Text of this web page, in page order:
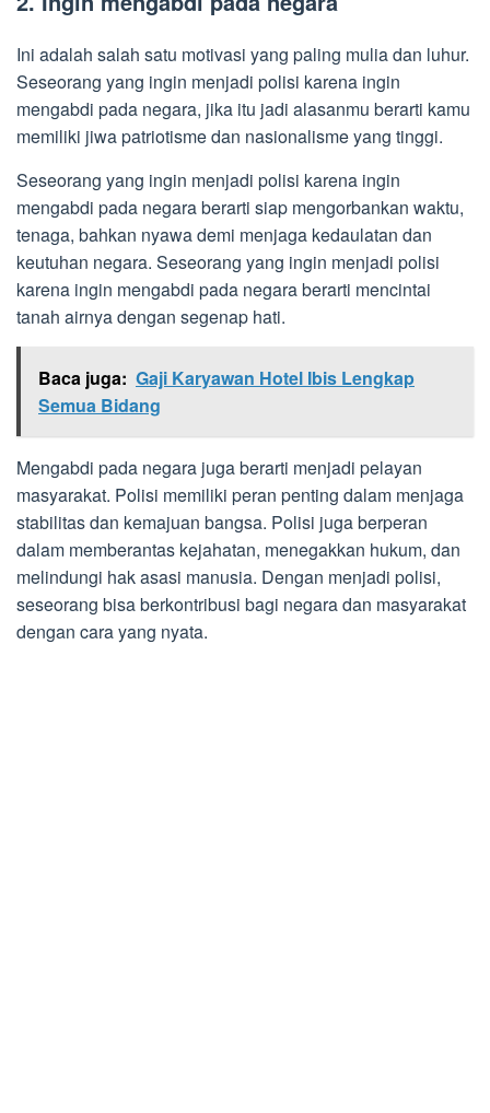
Ini adalah salah satu motivasi yang paling mulia dan luhur.
Seseorang yang ingin menjadi polisi karena ingin
mengabdi pada negara, jika itu jadi alasanmu berarti kamu
memiliki jiwa patriotisme dan nasionalisme yang tinggi.
Seseorang yang ingin menjadi polisi karena ingin
mengabdi pada negara berarti siap mengorbankan waktu,
tenaga, bahkan nyawa demi menjaga kedaulatan dan
keutuhan negara. Seseorang yang ingin menjadi polisi
karena ingin mengabdi pada negara berarti mencintai
tanah airnya dengan segenap hati.
Baca juga: Gaji Karyawan Hotel Ibis Lengkap
Semua Bidang
Mengabdi pada negara juga berarti menjadi pelayan
masyarakat. Polisi memiliki peran penting dalam menjaga
stabilitas dan kemajuan bangsa. Polisi juga berperan
dalam memberantas kejahatan, menegakkan hukum, dan
melindungi hak asasi manusia. Dengan menjadi polisi,
seseorang bisa berkontribusi bagi negara dan masyarakat
dengan cara yang nyata.